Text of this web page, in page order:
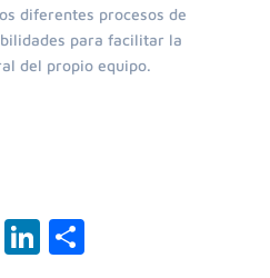
diferentes procesos de
para facilitar la
del propio equipo.
W Li